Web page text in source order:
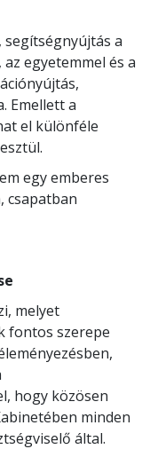
a
egyetemmel és a
Emellett a
el különféle
egy emberes
csapatban
melyet
fontos szerepe
hogy közösen
minden
által.